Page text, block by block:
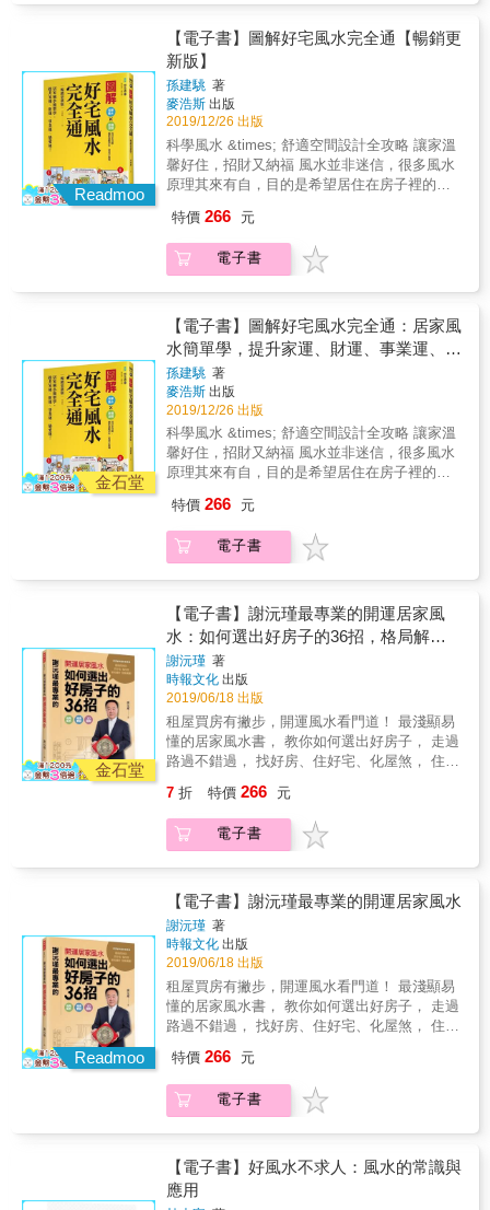
造一個跟命盤不同，但是比較適合自己的田宅
以利用現代設計工藝，解決風水問題，而不必
去拘泥於傳統卻不適用於現代住宅的解決方
案。 & 4.運用飛化、疊宮、暗合三種技巧，找
到隱藏的風水危機。還有各類風水煞忌的擋煞
轉圜空間！幫助讀者知命改運。 【改運怎麼
卻少了化祿、化權，真的很可惜！這時可以利
用星曜四化的特質讓自己產生吉化來扭轉局
面。例如你想掌握金錢，那麼就得讓武曲化
權，不過，因為星曜的四化會彼此關聯（庚 太
陽化祿，武曲化權），所以得要想辦法讓太陽
化祿。因此把握太陽星的特質，行事上像顆太
陽一樣照顧他人、關心社會，自然能為自己得
到許多機會，當太陽化祿，武曲就化權，這時
度。 本書特色 1.繼攻略系列的「宮位和星曜」
之後，端出斗數研究者超有興趣但很難讀通的
「格局」，以現代語言和妙喻，解釋古書裡寫
思。命中帶的格局不代表一生的宿命，而是老
天爺留給每個人一盤「未完成」的棋局，棋局
是贏或輸，端看自己如何看懂局、一步步地下
好棋！ 3.時間在走，煞星一定有，遇到爛格賤
命，本書教你具體的改運布局三步驟，用紫微
斗數找到轉機和解決的方法。 好運推薦 作家、
蒙特梭利AMS 3-6歲教師／何翩翩
破局、布好局 很多人將「格局」當做評判命盤
貴賤的標準，而深深影響對自己的看法，甚至
耽誤人生。實際上，格局說的只是命主具備了
條件，實際的情況要依照運限和四化的引動來
判斷。 格局的安排是為了讓我們清楚了解自身
優缺點，透過這樣的自我了解，再知道能夠如
何彌補，就可以幫助自己改善命運。 大耕老師
在本書介紹命理學中的各種格局，解釋紫微斗
數對於格局的定義，以及好格局、壞格局所蘊
含的人生課題。並且提出「格局真正的使用方
運限，提升能力，給予人生更多的突破力量與
轉圜空間！幫助讀者知命改運。 【改運怎麼
辦？自產吉化小提示】 命盤上看似有好格局，
用星曜四化的特質讓自己產生吉化來扭轉局
面。例如你想掌握金錢，那麼就得讓武曲化
權，不過，因為星曜的四化會彼此關聯（庚 太
陽化祿，武曲化權），所以得要想辦法讓太陽
化祿。因此把握太陽星的特質，行事上像顆太
陽一樣照顧他人、關心社會，自然能為自己得
到許多機會，當太陽化祿，武曲就化權，這時
你的理財觀念將會更加務實，且重視錢財的用
之後，端出斗數研究者超有興趣但很難讀通的
「格局」，以現代語言和妙喻，解釋古書裡寫
得既浮誇又隱晦的各種知名格局。 2.反覆論
證、邏輯推理打破命定觀和以訛傳訛的格局迷
思。命中帶的格局不代表一生的宿命，而是老
天爺留給每個人一盤「未完成」的棋局，棋局
是贏或輸，端看自己如何看懂局、一步步地下
好棋！ 3.時間在走，煞星一定有，遇到爛格賤
命，本書教你具體的改運布局三步驟，用紫微
斗數找到轉機和解決的方法。 好運推薦 作家、
蒙特梭利AMS 3-6歲教師／何翩翩
Readmoo
【電子書】圖解好宅風水完全通【暢銷更
新版】
孫建駣 著
麥浩斯 出版
2019/12/26 出版
科學風水 &times; 舒適空間設計全攻略 讓家溫
馨好住，招財又納福 風水並非迷信，很多風水
原理其來有自，目的是希望居住在房子裡的人
堆艱深名詞來故弄玄虛，讓人有看沒有懂，而
且多半著重於開運的部分，顧不到室內空間的
美感。 本書的作者孫建駣不只精通陽宅風水五
生活起居便利性，讓居家環境兼顧舒適、美感
與實用性。 本書更以圖解方式，深入淺出帶領
讀者認識風水學，教導大家如何聰明選好屋、
如何避開居家的NG風水，並善用裝潢開運術及
佈置方法打造好風水，為自己及家人招來好
的佈置法，並佐以居家風水裝修的實例，讓風
水的調整方法變得一目瞭然，簡單易懂。 風水
不再神秘又遙不可及，而是人人可學的轉運技
術。學會了基本功，就能判斷風水改運處方的
意，為自己住好屋、招好運！
特價 266 元
電子書
金石堂
【電子書】圖解好宅風水完全通：居家風
水簡單學，提升家運、財運、事業運、戀
愛運！
孫建駣 著
麥浩斯 出版
2019/12/26 出版
科學風水 &times; 舒適空間設計全攻略 讓家溫
馨好住，招財又納福 風水並非迷信，很多風水
原理其來有自，目的是希望居住在房子裡的人
堆艱深名詞來故弄玄虛，讓人有看沒有懂，而
且多半著重於開運的部分，顧不到室內空間的
美感。 本書的作者孫建駣不只精通陽宅風水五
生活起居便利性，讓居家環境兼顧舒適、美感
與實用性。 本書更以圖解方式，深入淺出帶領
讀者認識風水學，教導大家如何聰明選好屋、
如何避開居家的NG風水，並善用裝潢開運術及
佈置方法打造好風水，為自己及家人招來好
的佈置法，並佐以居家風水裝修的實例，讓風
水的調整方法變得一目瞭然，簡單易懂。 風水
不再神秘又遙不可及，而是人人可學的轉運技
術。學會了基本功，就能判斷風水改運處方的
意，為自己住好屋、招好運！
特價 266 元
電子書
金石堂
【電子書】謝沅瑾最專業的開運居家風
水：如何選出好房子的36招，格局解析
＋場景實勘＋3D圖解，教你找好房、住
好宅、化屋煞，家旺運好，財庫滿滿！
謝沅瑾 著
時報文化 出版
2019/06/18 出版
租屋買房有撇步，開運風水看門道！ 最淺顯易
懂的居家風水書， 教你如何選出好房子， 走過
路過不錯過， 找好房、住好宅、化屋煞， 住得
績可能會有頭無尾？！ 有護城河的住家，財運
可能會淪為一灘死水？！ 住宅有小人探頭，現
實人生也會犯小人？！ 本書將謝沅瑾老師的風
得更加一目瞭然，導正所有關於風水的誤解偏
見，讓你輕鬆跟著謝老師檢視住宅環境、改善
居家風水，從此風生水起，家旺運好，安居樂
業。 本書特色 ●謝沅瑾老師不藏私奉獻風水密
技，提供詳細又專業的風水建議。 ●清楚的版
面配置，搭配現場實景圖及圖解，連小孩子都
看得懂。 ●從認識財位開始，運用添財法寶、
化解漏財煞氣，按部就班改善居家風水。 ●提
供真實風水案例，並以科學實證輔助，讓風水
7 折 特價 266 元
電子書
Readmoo
【電子書】謝沅瑾最專業的開運居家風水
謝沅瑾 著
時報文化 出版
2019/06/18 出版
租屋買房有撇步，開運風水看門道！ 最淺顯易
懂的居家風水書， 教你如何選出好房子， 走過
路過不錯過， 找好房、住好宅、化屋煞， 住得
績可能會有頭無尾？！ 有護城河的住家，財運
可能會淪為一灘死水？！ 住宅有小人探頭，現
實人生也會犯小人？！ 本書將謝沅瑾老師的風
得更加一目瞭然，導正所有關於風水的誤解偏
見，讓你輕鬆跟著謝老師檢視住宅環境、改善
居家風水，從此風生水起，家旺運好，安居樂
特價 266 元
電子書
【電子書】好風水不求人：風水的常識與
應用